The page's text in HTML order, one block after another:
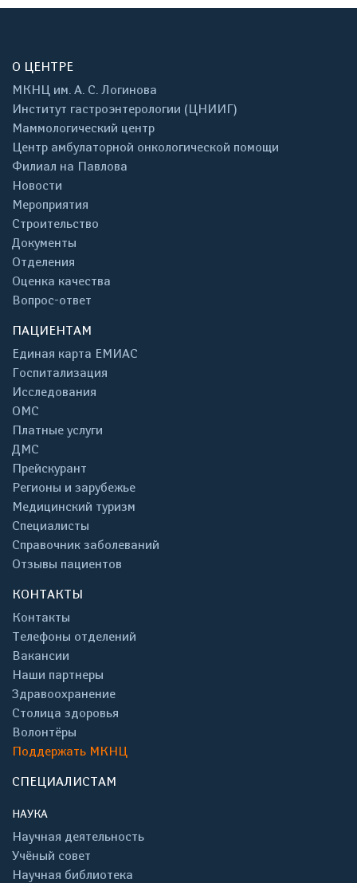
О ЦЕНТРЕ
МКНЦ им. А. С. Логинова
Институт гастроэнтерологии (ЦНИИГ)
Маммологический центр
Центр амбулаторной онкологической помощи
Филиал на Павлова
Новости
Мероприятия
Строительство
Документы
Отделения
Оценка качества
Вопрос-ответ
ПАЦИЕНТАМ
Единая карта ЕМИАС
Госпитализация
Исследования
ОМС
Платные услуги
ДМС
Прейскурант
Регионы и зарубежье
Медицинский туризм
Специалисты
Справочник заболеваний
Отзывы пациентов
КОНТАКТЫ
Контакты
Телефоны отделений
Вакансии
Наши партнеры
Здравоохранение
Столица здоровья
Волонтёры
Поддержать МКНЦ
СПЕЦИАЛИСТАМ
НАУКА
Научная деятельность
Учёный совет
Научная библиотека